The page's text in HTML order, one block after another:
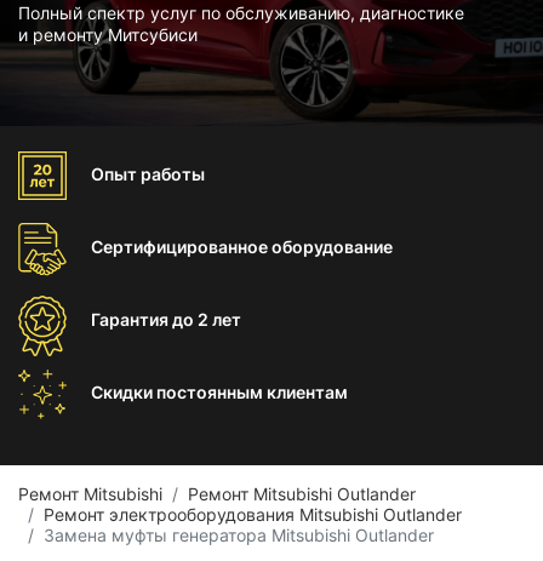
Полный спектр услуг по обслуживанию, диагностике
и ремонту Митсубиси
Опыт работы
Сертифицированноеоборудование
Гарантиядо 2 лет
Скидки постоянным клиентам
Ремонт Mitsubishi
Ремонт Mitsubishi Outlander
Ремонт электрооборудования Mitsubishi Outlander
Замена муфты генератора Mitsubishi Outlander